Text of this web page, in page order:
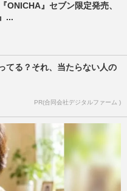
ONICHA』セブン限定発売、
...
てる？それ、当たらない人の
PR(合同会社デジタルファーム )